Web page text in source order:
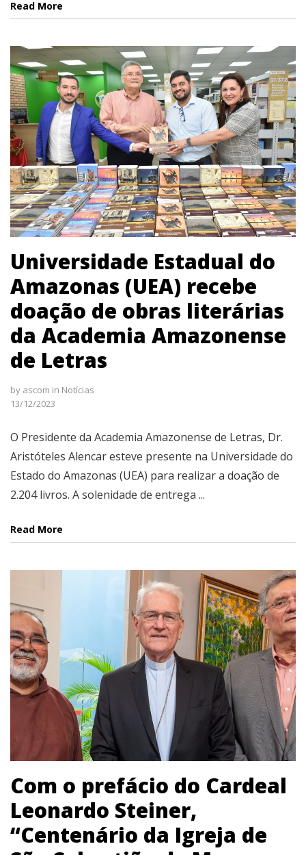
Read More
Universidade Estadual do
Amazonas (UEA) recebe
doação de obras literárias
da Academia Amazonense
de Letras
by ascom in Notícias
13/12/2023
O Presidente da Academia Amazonense de Letras, Dr.
Aristóteles Alencar esteve presente na Universidade do
Estado do Amazonas (UEA) para realizar a doação de
2.204 livros. A solenidade de entrega ...
Read More
Com o prefácio do Cardeal
Leonardo Steiner,
“Centenário da Igreja de